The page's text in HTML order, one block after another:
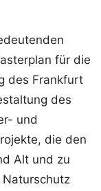
für die
des Frankfurt
des
und
die den
Alt und zu